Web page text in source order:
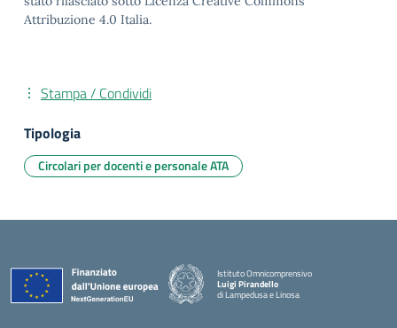
Attribuzione 4.0 Italia.
Stampa / Condividi
Tipologia
Circolari per docenti e personale ATA
Istituto Omnicomprensivo
Luigi Pirandello
di Lampedusa e Linosa